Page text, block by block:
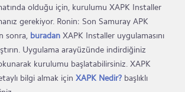
olduğu için, kurulumu XAPK Installer
gerekiyor. Ronin: Son Samuray APK
sonra, buradan XAPK Installer uygulamasını
Uygulama arayüzünde indirdiğiniz
kurulumu başlatabilirsiniz. XAPK
bilgi almak için XAPK Nedir? başlıklı